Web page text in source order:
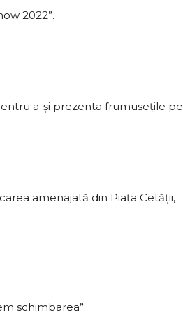
2022”.
a-şi prezenta frumuseţile pe
amenajată din Piața Cetății,
schimbarea”.